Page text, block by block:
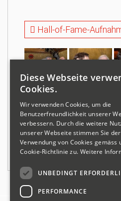
Hall-of-Fame-
Diese Webseite
Cookies.
Wir verwenden Cookies, um die
Benutzerfreundlichkeit unserer
verbessern. Durch die weitere
unserer Webseite stimmen Sie der
Verwendung von Cookies gemäss
Cookie-Richtlinie zu. Weitere
UNBEDINGT
PERFORMANCE